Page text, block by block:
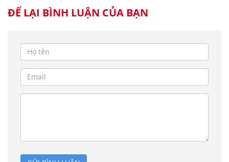
ĐỂ LẠI BÌNH LUẬN CỦA BẠN